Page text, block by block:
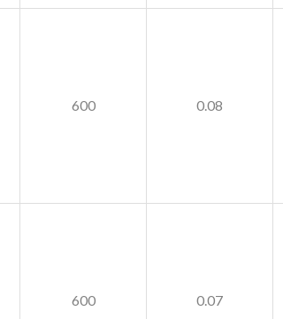
600 0.08
600 0.07